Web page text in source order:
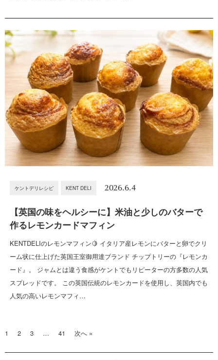
ケントデリレシピ KENT DELI 2026.6.4
【英国の味をヘルシーに】米油と少しのバターで
作るレモンカードマフィン
KENTDELIのレモンマフィン🍋 イタリア産レモンにバターと卵でクリ
ーム状に仕上げた英国王室御用達ブランド チップトリーの『レモンカ
ード』。 ジャムとは違う食感がケントでもリピーターの方多数の人気
スプレッドです。 この英国伝統のレモンカードを使用し、英国内でも
人気の高いレモンマフィ…
1 2 3 … 41 次へ »